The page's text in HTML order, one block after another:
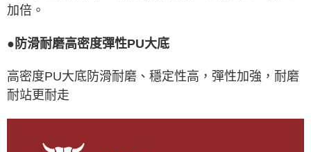
加倍。
●防滑耐磨高密度彈性PU大底
高密度PU大底防滑耐磨、穩定性高，彈性加強，耐磨
耐站更耐走